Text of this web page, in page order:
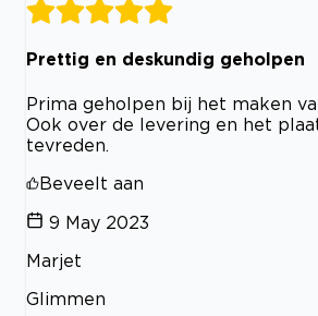
Prettig en deskundig geholpen
Prima geholpen bij het maken
Ook over de levering en het
tevreden.
Beveelt aan
9 May 2023
Marjet
Glimmen